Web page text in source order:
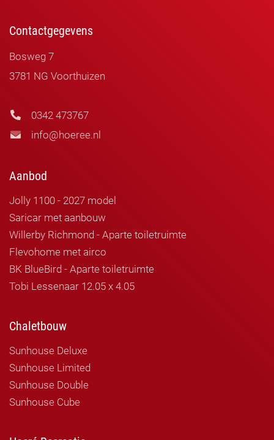
Contactgegevens
Bosweg 7
3781 NG Voorthuizen
0342 473767
info@hoeree.nl
Aanbod
Jolly 1100 - 2027 model
Saricar met aanbouw
Willerby Richmond - Aparte toiletruimte
Flevohome met airco
BK BlueBird - Aparte toiletruimte
Tobi Lessenaar 12.05 x 4.05
Chaletbouw
Sunhouse Deluxe
Sunhouse Limited
Sunhouse Double
Sunhouse Cube